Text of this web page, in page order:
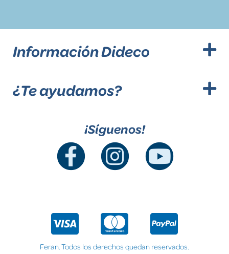
Información Dideco
¿Te ayudamos?
¡Síguenos!
Feran. Todos los derechos quedan reservados.